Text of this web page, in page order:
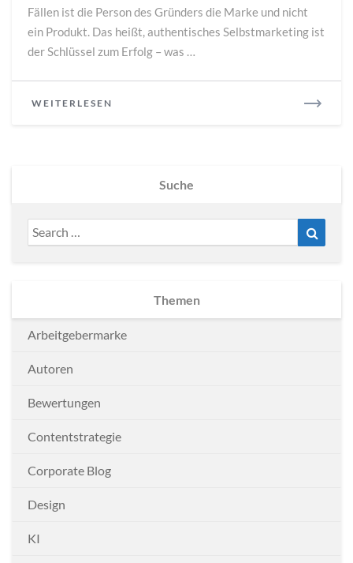
sollten
Fällen ist die Person des Gründers die Marke und nicht
ein Produkt. Das heißt, authentisches Selbstmarketing ist
der Schlüssel zum Erfolg – was …
WEITERLESEN
Suche
Search
for:
Themen
Arbeitgebermarke
Autoren
Bewertungen
Contentstrategie
Corporate Blog
Design
KI